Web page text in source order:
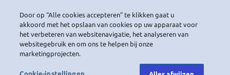
Door op “Alle cookies accepteren” te klikken gaat u
akkoord met het opslaan van cookies op uw apparaat voor
het verbeteren van websitenavigatie, het analyseren van
websitegebruik en om ons te helpen bij onze
marketingprojecten.
Cookie-instellingen